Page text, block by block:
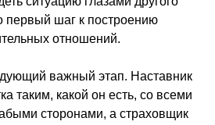
первый шаг к построению
отношений.
важный этап. Наставник
таким, какой он есть, со всеми
сторонами, а страховщик